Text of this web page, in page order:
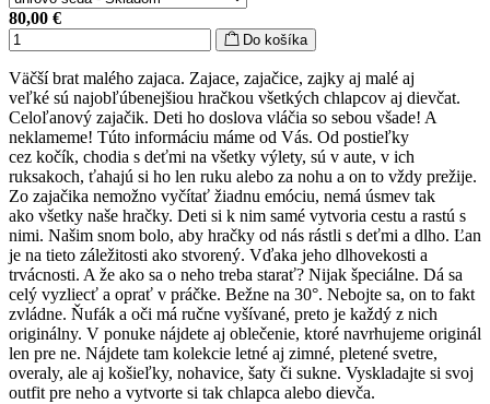
80,00 €
Do košíka
Väčší brat malého zajaca. Zajace, zajačice, zajky aj malé aj
veľké sú najobľúbenejšiou hračkou všetkých chlapcov aj dievčat.
Celoľanový zajačik. Deti ho doslova vláčia so sebou všade! A
neklameme! Túto informáciu máme od Vás. Od postieľky
cez kočík, chodia s deťmi na všetky výlety, sú v aute, v ich
ruksakoch, ťahajú si ho len ruku alebo za nohu a on to vždy prežije.
Zo zajačika nemožno vyčítať žiadnu emóciu, nemá úsmev tak
ako všetky naše hračky. Deti si k nim samé vytvoria cestu a rastú s
nimi. Našim snom bolo, aby hračky od nás rástli s deťmi a dlho. Ľan
je na tieto záležitosti ako stvorený. Vďaka jeho dlhovekosti a
trvácnosti. A že ako sa o neho treba starať? Nijak špeciálne. Dá sa
celý vyzliecť a oprať v práčke. Bežne na 30°. Nebojte sa, on to fakt
zvládne. Ňufák a oči má ručne vyšívané, preto je každý z nich
originálny. V ponuke nájdete aj oblečenie, ktoré navrhujeme originál
len pre ne. Nájdete tam kolekcie letné aj zimné, pletené svetre,
overaly, ale aj košieľky, nohavice, šaty či sukne. Vyskladajte si svoj
outfit pre neho a vytvorte si tak chlapca alebo dievča.